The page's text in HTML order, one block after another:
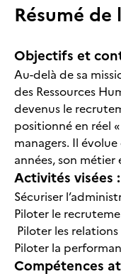
Résumé
Objectifs et
Au-delà de sa
des Ressources
devenus le
positionné en réel
managers. Il
années, son
Activités visées :
Sécuriser
Piloter le
Piloter les
Piloter la
Compétences